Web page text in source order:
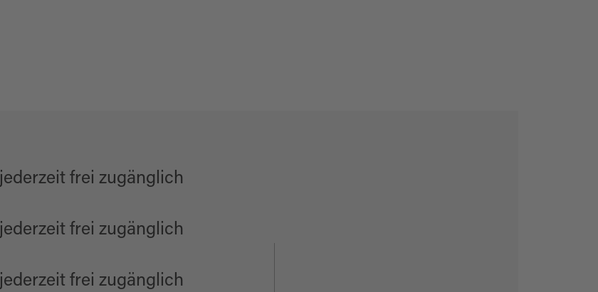
jederzeit frei zugänglich
jederzeit frei zugänglich
jederzeit frei zugänglich